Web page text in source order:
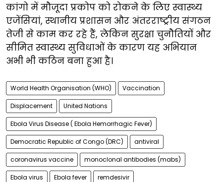
कांगो में मौजूदा प्रकोप को रोकने के लिए स्वास्थ्य
एजेंसियां, स्थानीय प्रशासन और अंतरराष्ट्रीय संगठन
तेजी से काम कर रहे हैं, लेकिन सुरक्षा चुनौतियों और
सीमित स्वास्थ्य सुविधाओं के कारण यह अभियान
अभी भी कठिन बना हुआ है।
World Health Organisation (WHO) Vaccination
Displacement United Nations
Ebola Virus Disease ( Ebola Hemorrhagic Fever)
Democratic Republic of Congo (DRC) antiviral
coronavirus vaccine monoclonal antibodies (mabs)
Ebola virus Ebola fever remdesivir